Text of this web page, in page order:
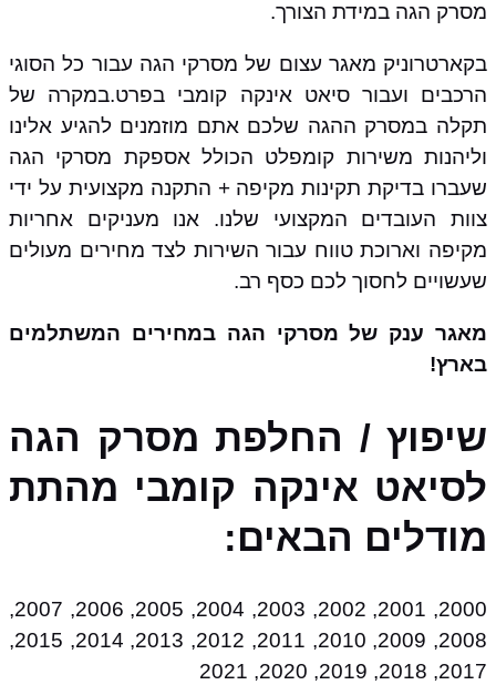
מסרק הגה במידת הצורך.
בקארטרוניק מאגר עצום של מסרקי הגה עבור כל הסוגי
הרכבים ועבור סיאט אינקה קומבי בפרט.במקרה של
תקלה במסרק ההגה שלכם אתם מוזמנים להגיע אלינו
וליהנות משירות קומפלט הכולל אספקת מסרקי הגה
שעברו בדיקת תקינות מקיפה + התקנה מקצועית על ידי
צוות העובדים המקצועי שלנו. אנו מעניקים אחריות
מקיפה וארוכת טווח עבור השירות לצד מחירים מעולים
שעשויים לחסוך לכם כסף רב.
מאגר ענק של מסרקי הגה במחירים המשתלמים
בארץ!
שיפוץ / החלפת מסרק הגה
לסיאט אינקה קומבי מהתת
מודלים הבאים:
2000, 2001, 2002, 2003, 2004, 2005, 2006, 2007,
2008, 2009, 2010, 2011, 2012, 2013, 2014, 2015,
2017, 2018, 2019, 2020, 2021